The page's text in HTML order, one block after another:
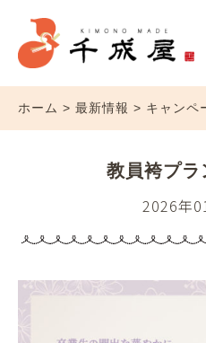
ホーム > 最新情報 > キャンペ
教員袴プ
2026年